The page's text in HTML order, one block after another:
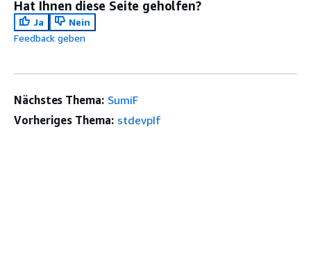
Hat Ihnen diese Seite geholfen?
Ja
Nein
Feedback geben
Nächstes Thema: SumiF
Vorheriges Thema: stdevpIf